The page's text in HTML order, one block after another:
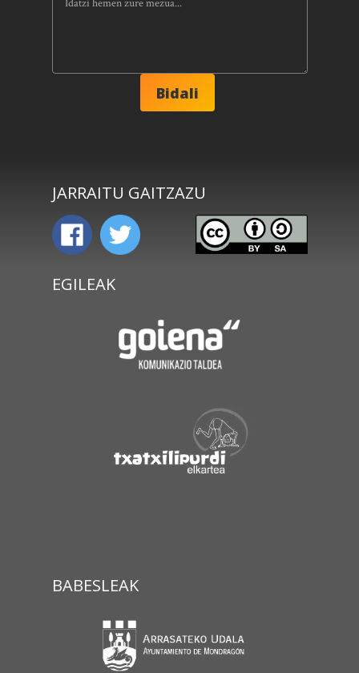
JARRAITU GAITZAZU
EGILEAK
BABESLEAK